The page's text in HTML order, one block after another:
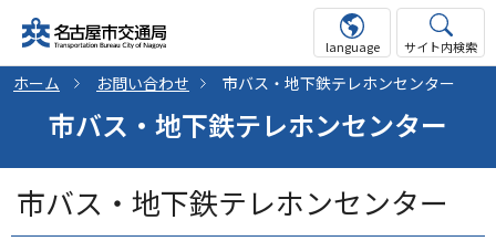
language サイト内検索
ホーム お問い合わせ 市バス・地下鉄テレホンセンター
市バス・地下鉄テレホンセンター
市バス・地下鉄テレホンセンター